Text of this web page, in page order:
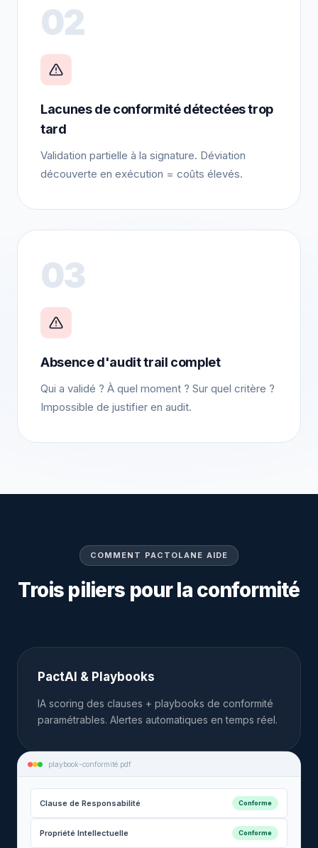
02
Lacunes de conformité détectées trop
tard
Validation partielle à la signature. Déviation
découverte en exécution = coûts élevés.
03
Absence d'audit trail complet
Qui a validé ? À quel moment ? Sur quel critère ?
Impossible de justifier en audit.
COMMENT PACTOLANE AIDE
Trois piliers pour la conformité
PactAI & Playbooks
IA scoring des clauses + playbooks de conformité
paramétrables. Alertes automatiques en temps réel.
playbook-conformité.pdf
Clause de Responsabilité Conforme
Propriété Intellectuelle Conforme